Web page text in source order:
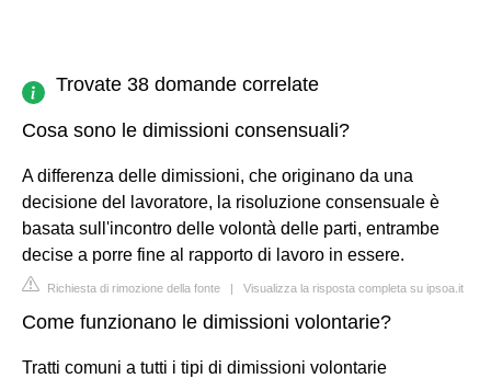
Trovate 38 domande correlate
Cosa sono le dimissioni consensuali?
A differenza delle dimissioni, che originano da una
decisione del lavoratore, la risoluzione consensuale è
basata sull'incontro delle volontà delle parti, entrambe
decise a porre fine al rapporto di lavoro in essere.
Richiesta di rimozione della fonte | Visualizza la risposta completa su ipsoa.it
Come funzionano le dimissioni volontarie?
Tratti comuni a tutti i tipi di dimissioni volontarie